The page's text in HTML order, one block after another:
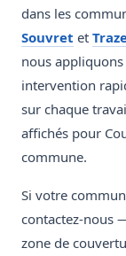
dans les
Souvret et
nous
intervention
sur chaque
affichés pour
commune.
Si votre
contactez-nous
zone de